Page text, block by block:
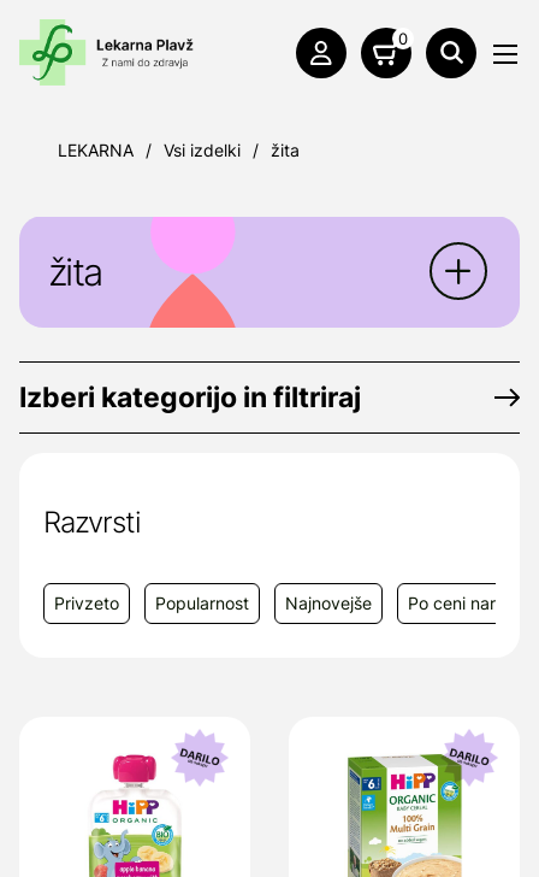
0
LEKARNA / Vsi izdelki / žita
žita
Izberi kategorijo in filtriraj
Razvrsti
Privzeto Popularnost Najnovejše Po ceni